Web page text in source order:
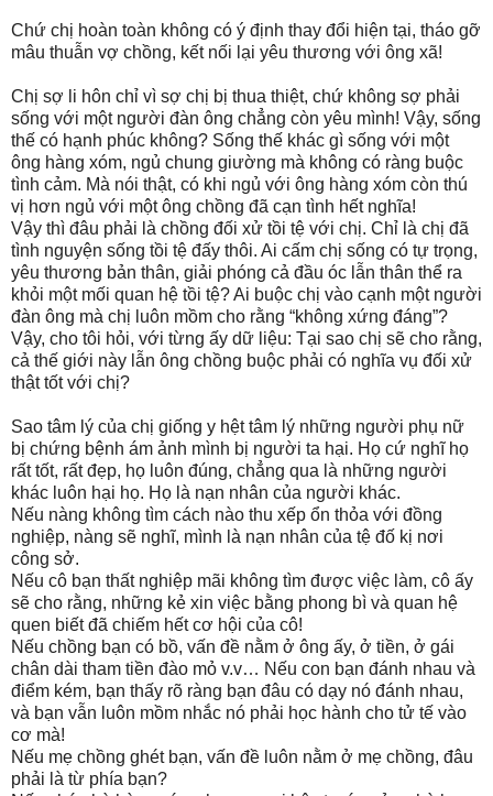
Chứ chị hoàn toàn không có ý định thay đổi hiện tại, tháo gỡ
mâu thuẫn vợ chồng, kết nối lại yêu thương với ông xã!
Chị sợ li hôn chỉ vì sợ chị bị thua thiệt, chứ không sợ phải
sống với một người đàn ông chẳng còn yêu mình! Vậy, sống
thế có hạnh phúc không? Sống thế khác gì sống với một
ông hàng xóm, ngủ chung giường mà không có ràng buộc
tình cảm. Mà nói thật, có khi ngủ với ông hàng xóm còn thú
vị hơn ngủ với một ông chồng đã cạn tình hết nghĩa!
Vậy thì đâu phải là chồng đối xử tồi tệ với chị. Chỉ là chị đã
tình nguyện sống tồi tệ đấy thôi. Ai cấm chị sống có tự trọng,
yêu thương bản thân, giải phóng cả đầu óc lẫn thân thể ra
khỏi một mối quan hệ tồi tệ? Ai buộc chị vào cạnh một người
đàn ông mà chị luôn mồm cho rằng “không xứng đáng”?
Vậy, cho tôi hỏi, với từng ấy dữ liệu: Tại sao chị sẽ cho rằng,
cả thế giới này lẫn ông chồng buộc phải có nghĩa vụ đối xử
thật tốt với chị?
Sao tâm lý của chị giống y hệt tâm lý những người phụ nữ
bị chứng bệnh ám ảnh mình bị người ta hại. Họ cứ nghĩ họ
rất tốt, rất đẹp, họ luôn đúng, chẳng qua là những người
khác luôn hại họ. Họ là nạn nhân của người khác.
Nếu nàng không tìm cách nào thu xếp ổn thỏa với đồng
nghiệp, nàng sẽ nghĩ, mình là nạn nhân của tệ đố kị nơi
công sở.
Nếu cô bạn thất nghiệp mãi không tìm được việc làm, cô ấy
sẽ cho rằng, những kẻ xin việc bằng phong bì và quan hệ
quen biết đã chiếm hết cơ hội của cô!
Nếu chồng bạn có bồ, vấn đề nằm ở ông ấy, ở tiền, ở gái
chân dài tham tiền đào mỏ v.v… Nếu con bạn đánh nhau và
điểm kém, bạn thấy rõ ràng bạn đâu có dạy nó đánh nhau,
và bạn vẫn luôn mồm nhắc nó phải học hành cho tử tế vào
cơ mà!
Nếu mẹ chồng ghét bạn, vấn đề luôn nằm ở mẹ chồng, đâu
phải là từ phía bạn?